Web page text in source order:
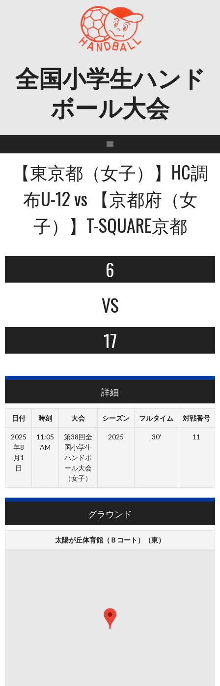
全国小学生ハンド
ボール大会
【東京都（女子）】HC調
布U-12 vs 【京都府（女
子）】T-SQUARE京都
6
VS
17
詳細
日付 時刻 大会 シーズン フルタイム 対戦番号
2025
年8
月1
日
11:05
AM
第38回全
国小学生
ハンドボ
ール大会
（女子）
2025 30' 11
グラウンド
太陽が丘体育館（Ｂコート）（東）